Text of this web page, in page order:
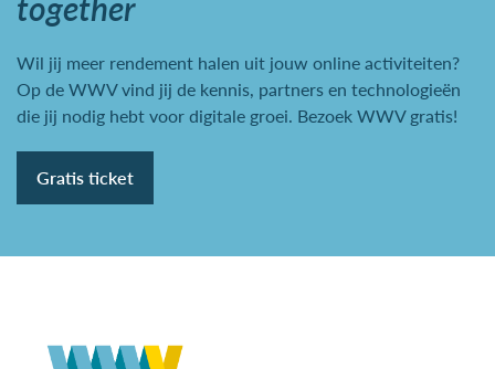
Wil jij meer rendement halen uit jouw online activiteiten?
Op de WWV vind jij de kennis, partners en technologieën
die jij nodig hebt voor digitale groei. Bezoek WWV gratis!
Gratis ticket